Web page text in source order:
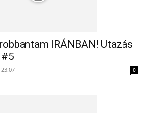
IRÁNBAN! Utazás
#5
23:07 0